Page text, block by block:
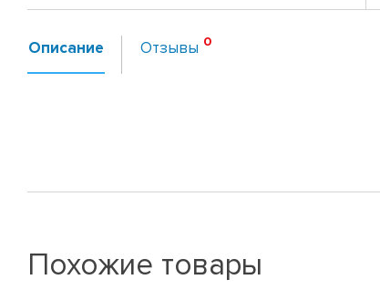
Описание Отзывы
Похожие товары